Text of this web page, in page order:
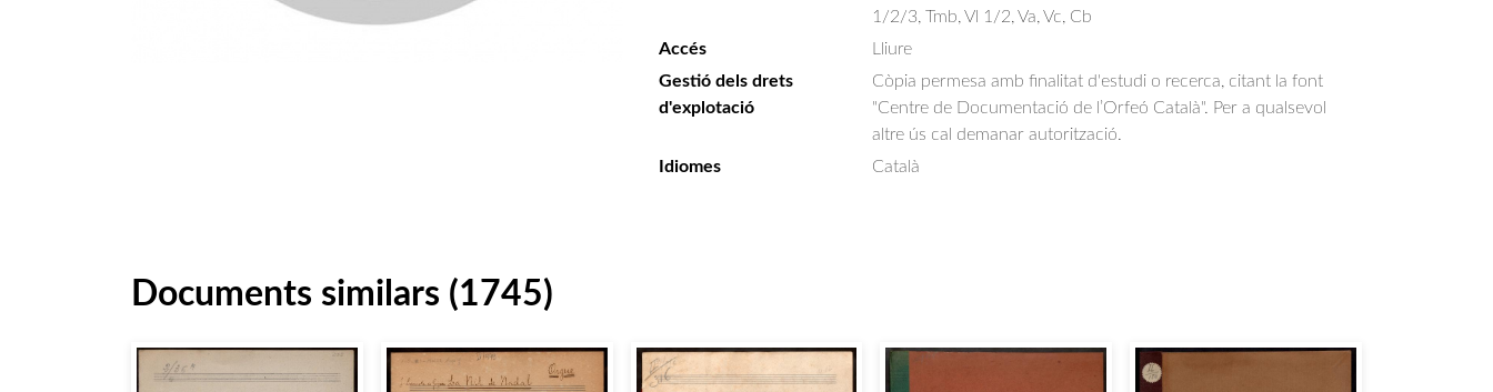
1/2/3, Tmb, Vl 1/2, Va, Vc, Cb
Accés
Lliure
Gestió dels drets
d'explotació
Còpia permesa amb finalitat d'estudi o recerca, citant la font
"Centre de Documentació de l’Orfeó Català". Per a qualsevol
altre ús cal demanar autorització.
Idiomes
Català
Documents similars (1745)